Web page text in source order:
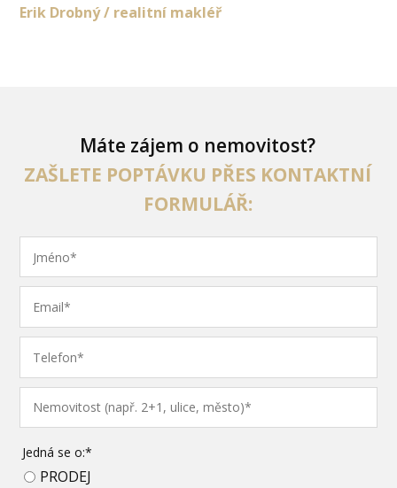
Erik Drobný / realitní makléř
Máte zájem o nemovitost?
ZAŠLETE POPTÁVKU PŘES KONTAKTNÍ
FORMULÁŘ:
Jedná se o:*
PRODEJ